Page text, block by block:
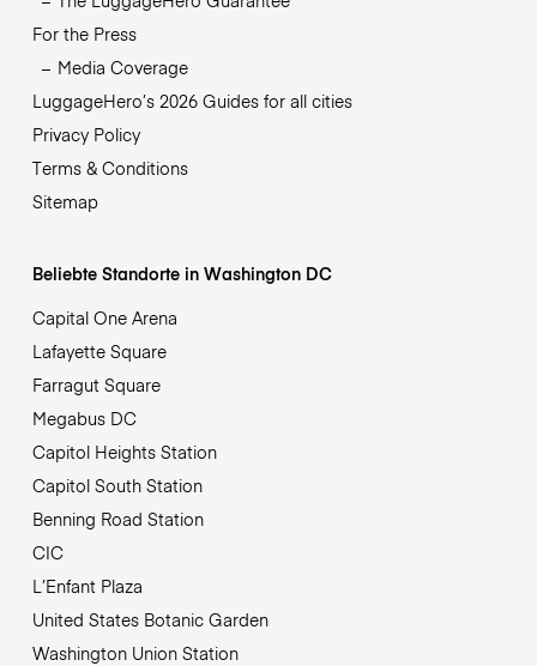
For the Press
Media Coverage
LuggageHero’s 2026 Guides for all cities
Privacy Policy
Terms & Conditions
Sitemap
Beliebte Standorte in Washington DC
Capital One Arena
Lafayette Square
Farragut Square
Megabus DC
Capitol Heights Station
Capitol South Station
Benning Road Station
CIC
L’Enfant Plaza
United States Botanic Garden
Washington Union Station